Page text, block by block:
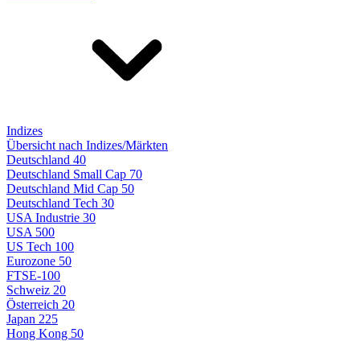
Indizes
Übersicht nach Indizes/Märkten
Deutschland 40
Deutschland Small Cap 70
Deutschland Mid Cap 50
Deutschland Tech 30
USA Industrie 30
USA 500
US Tech 100
Eurozone 50
FTSE-100
Schweiz 20
Österreich 20
Japan 225
Hong Kong 50